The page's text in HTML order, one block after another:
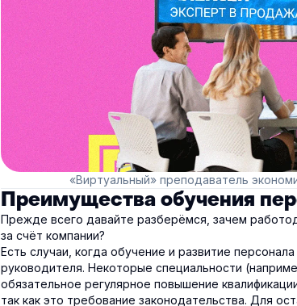
«Виртуальный» преподаватель
Преимущества обучения
Прежде всего давайте разберёмся, зачем
за счёт компании?
Есть случаи, когда обучение и развитие
руководителя. Некоторые специальности
обязательное регулярное повышение
так как это требование законодательства. Для